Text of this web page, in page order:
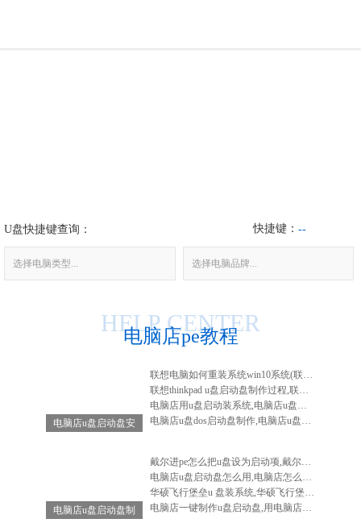
电脑问题
U盘快捷键查询：
选择电脑类型... 选择电脑品牌...
快捷键： --
电脑店pe教程
HELP CENTER
电脑店u盘启动盘安
联想电脑如何重装系统win10系统(联想电脑怎么重装系统win10系统)
联想thinkpad u盘启动盘制作过程,联想笔记本u盘启动盘制作
电脑店用u盘启动装系统,电脑店u盘启动盘安装系统
电脑店u盘dos启动盘制作,电脑店u盘启动盘制作软件
电脑店u盘启动盘制
戴尔进pe怎么把u盘设为启动项,戴尔电脑进入bios设置u盘启动
电脑店u盘启动盘怎么用,电脑店怎么做启动u盘
华硕飞行堡垒u 盘装系统,华硕飞行堡垒装系统教程
电脑店一键制作u盘启动盘,用电脑店制作u盘启动盘